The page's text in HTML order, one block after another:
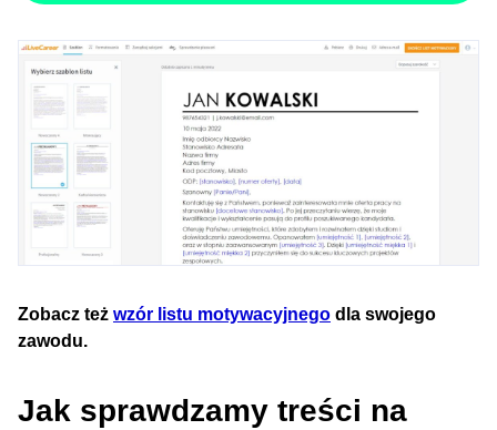
Zobacz też wzór listu motywacyjnego dla swojego
zawodu.
Jak sprawdzamy treści na